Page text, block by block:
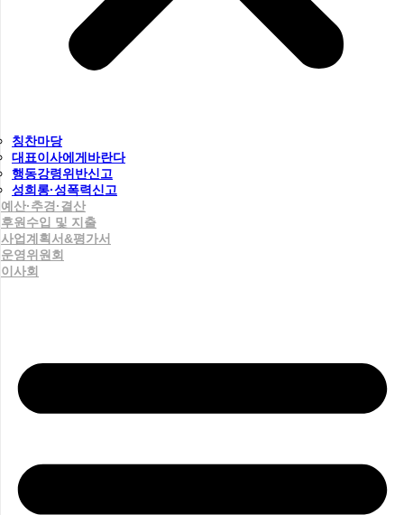
칭찬마당
대표이사에게바란다
행동강령위반신고
성희롱·성폭력신고
예산·추경·결산
후원수입 및 지출
사업계획서&평가서
운영위원회
이사회